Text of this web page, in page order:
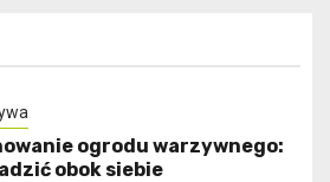
ogrodu warzywnego:
obok siebie